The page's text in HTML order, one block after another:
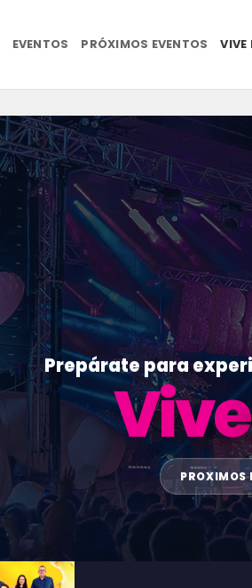
EVENTOS PRÓXIMOS EVENTOS VIVE
Prepárate para
Vive
PROXIMOS